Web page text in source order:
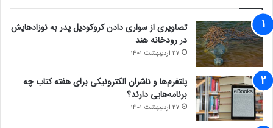
تصاویری از سواری دادن کروکودیل پدر به نوزادهایش
در رودخانه هند
27 اردیبهشت 1401
پلتفرم‌ها و ناشران الکترونیکی برای هفته کتاب چه
برنامه‌هایی دارند؟
27 اردیبهشت 1401